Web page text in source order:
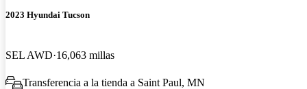
2023 Hyundai Tucson
SEL AWD 16,063 millas
Transferencia a la tienda a Saint Paul, MN